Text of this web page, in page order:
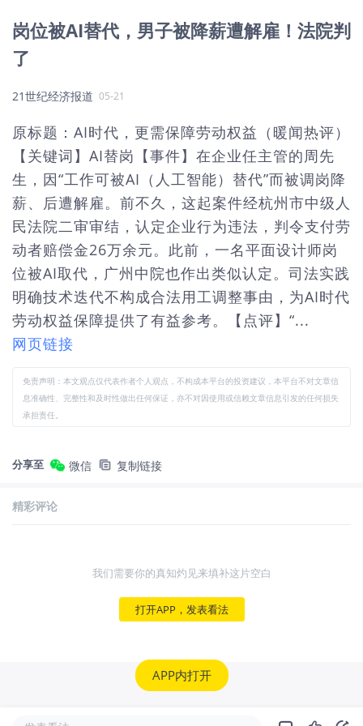
岗位被AI替代，男子被降薪遭解雇！法院判
了
21世纪经济报道 05-21
原标题：AI时代，更需保障劳动权益（暖闻热评）
【关键词】AI替岗【事件】在企业任主管的周先
生，因“工作可被AI（人工智能）替代”而被调岗降
薪、后遭解雇。前不久，这起案件经杭州市中级人
民法院二审审结，认定企业行为违法，判令支付劳
动者赔偿金26万余元。此前，一名平面设计师岗
位被AI取代，广州中院也作出类似认定。司法实践
明确技术迭代不构成合法用工调整事由，为AI时代
劳动权益保障提供了有益参考。【点评】“...
网页链接
免责声明：本文观点仅代表作者个人观点，不构成本平台的投资建议，本平台不对文章信
息准确性、完整性和及时性做出任何保证，亦不对因使用或信赖文章信息引发的任何损失
承担责任。
分享至 微信 复制链接
精彩评论
我们需要你的真知灼见来填补这片空白
打开APP，发表看法
APP内打开